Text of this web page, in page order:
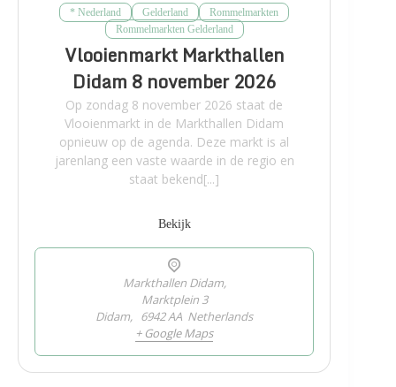
* Nederland Gelderland
Rommelmarkten
Rommelmarkten Gelderland
Vlooienmarkt Markthallen
Didam 8 november 2026
Op zondag 8 november 2026 staat de
Vlooienmarkt in de Markthallen Didam
opnieuw op de agenda. Deze markt is al
jarenlang een vaste waarde in de regio en
staat bekend[...]
Bekijk
Markthallen Didam,
Marktplein 3
Didam, 6942 AA Netherlands
+ Google Maps